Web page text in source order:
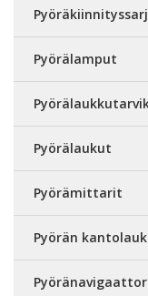
Pyörälamput
Pyörälaukut
Pyörämittarit
Pyörän